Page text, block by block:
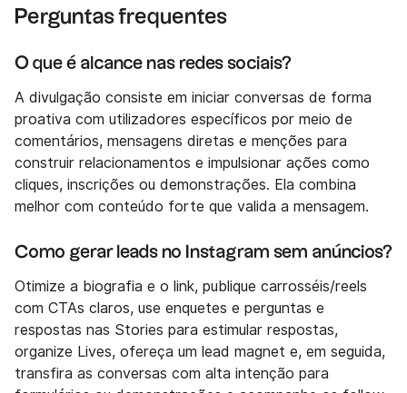
Perguntas frequentes
O que é alcance nas redes sociais?
A divulgação consiste em iniciar conversas de forma
proativa com utilizadores específicos por meio de
comentários, mensagens diretas e menções para
construir relacionamentos e impulsionar ações como
cliques, inscrições ou demonstrações. Ela combina
melhor com conteúdo forte que valida a mensagem.
Como gerar leads no Instagram sem anúncios?
Otimize a biografia e o link, publique carrosséis/reels
com CTAs claros, use enquetes e perguntas e
respostas nas Stories para estimular respostas,
organize Lives, ofereça um lead magnet e, em seguida,
transfira as conversas com alta intenção para